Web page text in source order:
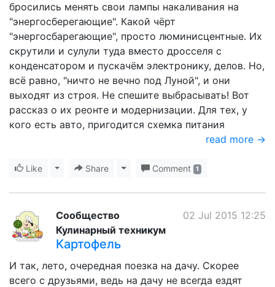
бросились менять свои лампы накаливания на
"энергосберегающие". Какой чёрт
"энергосбарегающие", просто люминисцентные. Их
скрутили и сулули туда вместо дросселя с
конденсатором и пускачём электронику, делов. Но,
всё равно, "ничто не вечно под Луной", и они
выходят из строя. Не спешите выбрасывать! Вот
рассказ о их реонте и модернизации. Для тех, у
кого есть авто, пригодится схемка питания
read more →
Like Toggle Dropdown
Share Toggle Dropdown
Comment 1
02 Jul 2015 12:25
Сообщество
Кулинарный техникум
Картофель
И так, лето, очередная поезка на дачу. Скорее
всего с друзьями, ведь на дачу не всегда ездят